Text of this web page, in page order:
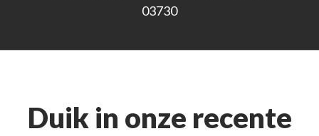
03730
Duik in onze recente